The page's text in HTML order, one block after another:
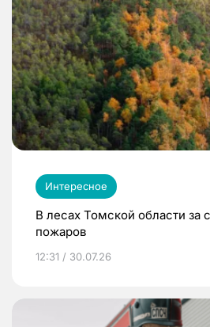
Интересное
В лесах Томской области за
пожаров
12:31 / 30.07.26